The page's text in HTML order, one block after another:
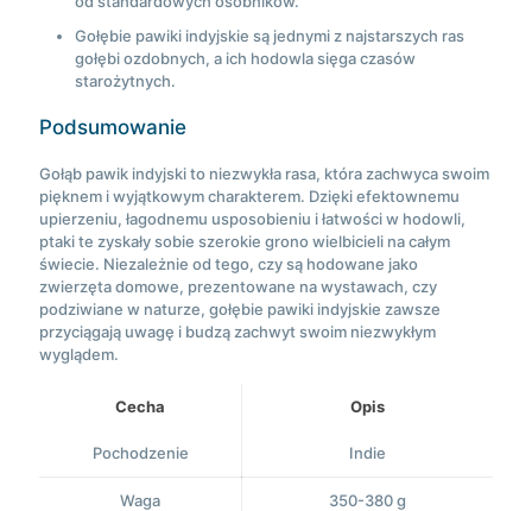
Gołębie pawiki indyjskie są jednymi z najstarszych ras
gołębi ozdobnych, a ich hodowla sięga czasów
starożytnych.
Podsumowanie
Gołąb pawik indyjski to niezwykła rasa, która zachwyca swoim
pięknem i wyjątkowym charakterem. Dzięki efektownemu
upierzeniu, łagodnemu usposobieniu i łatwości w hodowli,
ptaki te zyskały sobie szerokie grono wielbicieli na całym
świecie. Niezależnie od tego, czy są hodowane jako
zwierzęta domowe, prezentowane na wystawach, czy
podziwiane w naturze, gołębie pawiki indyjskie zawsze
przyciągają uwagę i budzą zachwyt swoim niezwykłym
wyglądem.
Cecha Opis
Pochodzenie Indie
Waga 350-380 g